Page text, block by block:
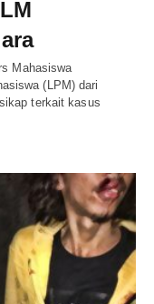
Mahasiswa
(LPM) dari
terkait kasus